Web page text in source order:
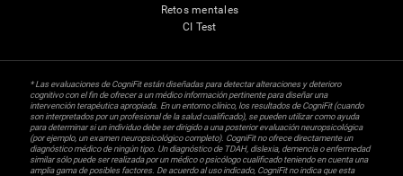
Retos mentales
CI Test
* Las evaluaciones de CogniFit están diseñadas para detectar alteraciones y deterioro
cognitivo con el fin de ofrecer a un médico información pertinente para diseñar una
intervención terapéutica apropiada. En un entorno clínico, los resultados de CogniFit (cuando
son interpretados por un profesional de la salud cualificado), se pueden utilizar como ayuda
para determinar si un individuo debe ser dirigido a una posterior evaluación neuropsicológica
(por ejemplo, un examen neuropsicológico completo). CogniFit no ofrece directamente un
diagnóstico médico de ningún tipo. Un diagnóstico de TDAH, dislexia, demencia o enfermedad
similar sólo puede ser realizada por un médico o psicólogo cualificado teniendo en cuenta una
amplia gama de posibles factores. De acuerdo al uso indicado, CogniFit no indica que esta